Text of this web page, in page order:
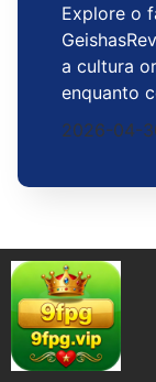
Explore o
a cultura
enquanto
2026-04-